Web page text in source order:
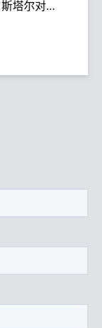
斯塔尔对
学品管理